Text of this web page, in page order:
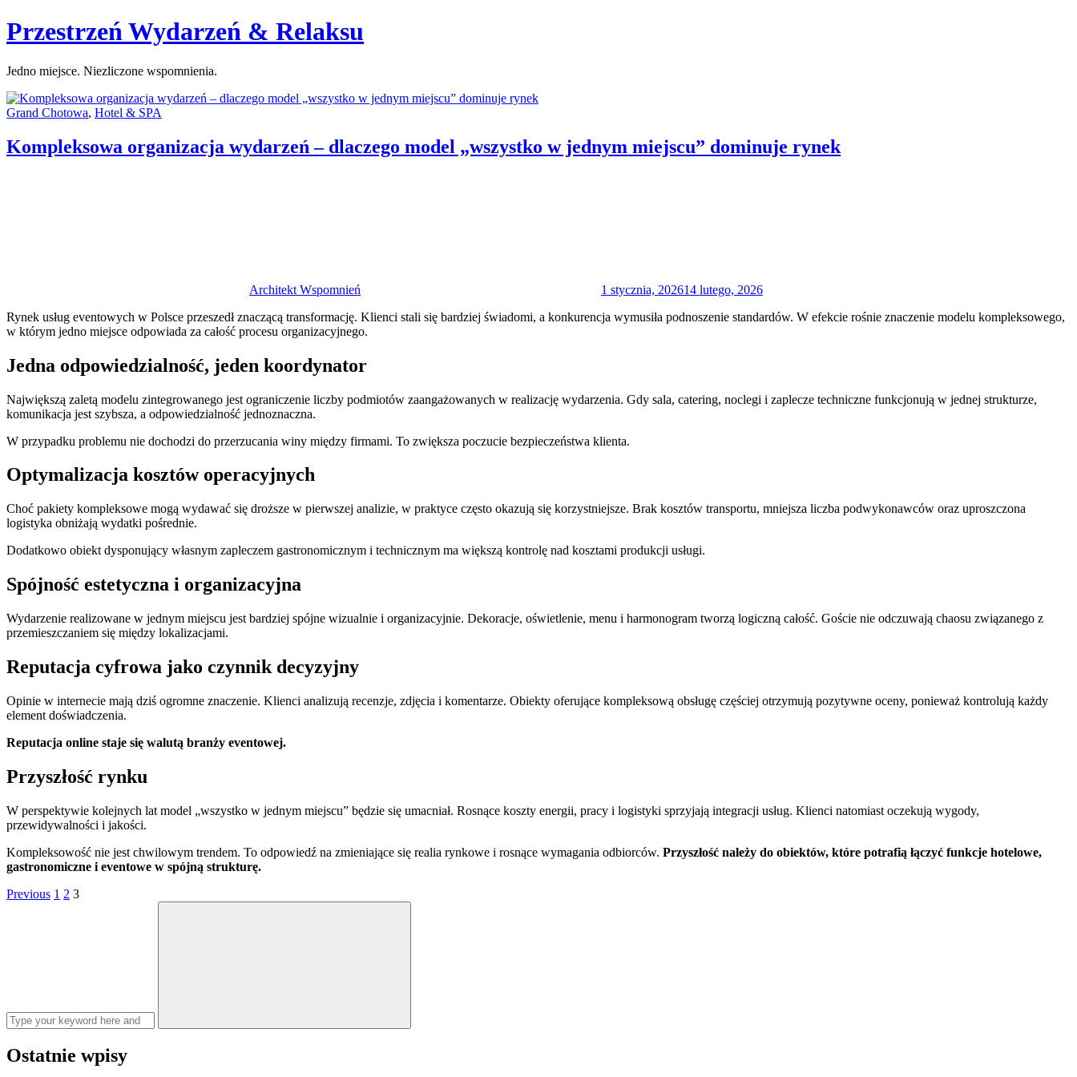
Skip
to
Przestrzeń Wydarzeń & Relaksu
Jedno miejsce. Niezliczone wspomnienia.
Categories:
Grand Chotowa, Hotel & SPA
Kompleksowa organizacja wydarzeń – dlaczego model „wszystko w jednym miejscu” dominuje rynek
Architekt Wspomnień 1 stycznia, 202614 lutego, 2026
Rynek usług eventowych w Polsce przeszedł znaczącą transformację. Klienci stali się bardziej świadomi, a konkurencja wymusiła podnoszenie standardów. W efekcie rośnie znaczenie modelu kompleksowego,
w którym jedno miejsce odpowiada za całość procesu organizacyjnego.
Jedna odpowiedzialność, jeden koordynator
Największą zaletą modelu zintegrowanego jest ograniczenie liczby podmiotów zaangażowanych w realizację wydarzenia. Gdy sala, catering, noclegi i zaplecze techniczne funkcjonują w jednej strukturze,
komunikacja jest szybsza, a odpowiedzialność jednoznaczna.
W przypadku problemu nie dochodzi do przerzucania winy między firmami. To zwiększa poczucie bezpieczeństwa klienta.
Optymalizacja kosztów operacyjnych
Choć pakiety kompleksowe mogą wydawać się droższe w pierwszej analizie, w praktyce często okazują się korzystniejsze. Brak kosztów transportu, mniejsza liczba podwykonawców oraz uproszczona
logistyka obniżają wydatki pośrednie.
Dodatkowo obiekt dysponujący własnym zapleczem gastronomicznym i technicznym ma większą kontrolę nad kosztami produkcji usługi.
Spójność estetyczna i organizacyjna
Wydarzenie realizowane w jednym miejscu jest bardziej spójne wizualnie i organizacyjnie. Dekoracje, oświetlenie, menu i harmonogram tworzą logiczną całość. Goście nie odczuwają chaosu związanego z
przemieszczaniem się między lokalizacjami.
Reputacja cyfrowa jako czynnik decyzyjny
Opinie w internecie mają dziś ogromne znaczenie. Klienci analizują recenzje, zdjęcia i komentarze. Obiekty oferujące kompleksową obsługę częściej otrzymują pozytywne oceny, ponieważ kontrolują każdy
element doświadczenia.
Reputacja online staje się walutą branży eventowej.
Przyszłość rynku
W perspektywie kolejnych lat model „wszystko w jednym miejscu” będzie się umacniał. Rosnące koszty energii, pracy i logistyki sprzyjają integracji usług. Klienci natomiast oczekują wygody,
przewidywalności i jakości.
Kompleksowość nie jest chwilowym trendem. To odpowiedź na zmieniające się realia rynkowe i rosnące wymagania odbiorców. Przyszłość należy do obiektów, które potrafią łączyć funkcje hotelowe,
gastronomiczne i eventowe w spójną strukturę.
Stronicowanie
Previous Page
1 Page
2 Page
3
Ostatnie wpisy